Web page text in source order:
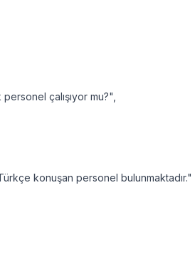
çalışıyor mu?",
konuşan personel bulunmaktadır."